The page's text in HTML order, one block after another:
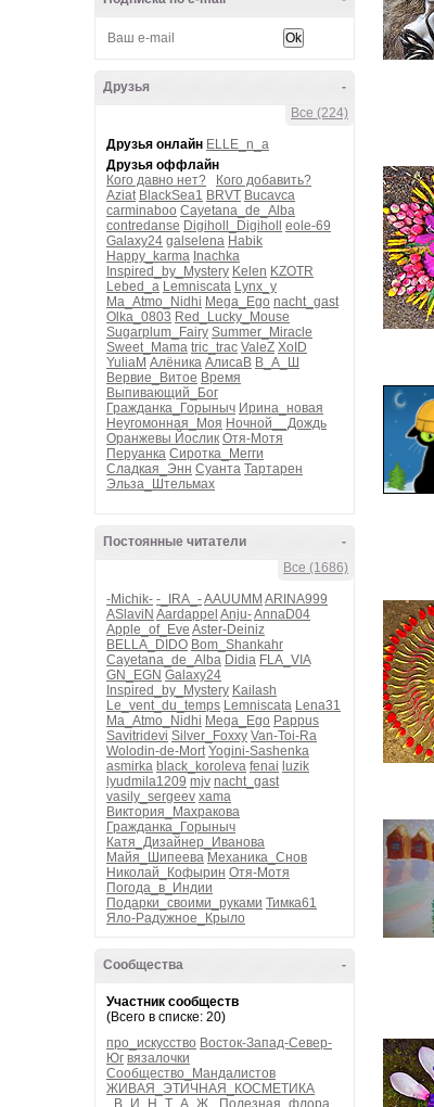
-
Друзья
Все (224)
Друзья онлайн ELLE_n_a
Друзья оффлайн
Кого давно нет?
Кого добавить?
Aziat BlackSea1 BRVT Bucavca
carminaboo Cayetana_de_Alba
contredanse Digiholl_Digiholl
eole-69
Galaxy24 galselena Habik
Happy_karma Inachka
Inspired_by_Mystery Kelen KZOTR
Lebed_a Lemniscata Lynx_y
Ma_Atmo_Nidhi Mega_Ego nacht_gast
Olka_0803 Red_Lucky_Mouse
Sugarplum_Fairy Summer_Miracle
Sweet_Mama tric_trac ValeZ XoID
YuliaM Алёника АлисаВ В_А_Ш
Вервие_Витое Время
Выпивающий_Бог
Гражданка_Горыныч Ирина_новая
Неугомонная_Моя Ночной__Дождь
Оранжевы Йослик Отя-Мотя
Перуанка Сиротка_Мегги
Сладкая_Энн Суанта Тартарен
Эльза_Штельмах
-
Постоянные читатели
Все (1686)
-Michik- -_IRA_-AAUUMM ARINA999
ASlaviN Aardappel Anju-AnnaD04
Apple_of_Eve Aster-Deiniz
BELLA_DIDO Bom_Shankahr
Cayetana_de_Alba Didia FLA_VIA
GN_EGN Galaxy24
Inspired_by_Mystery Kailash
Le_vent_du_temps Lemniscata Lena31
Ma_Atmo_Nidhi Mega_Ego Pappus
Savitridevi Silver_Foxxy Van-Toi-Ra
Wolodin-de-Mort Yogini-Sashenka
asmirka black_koroleva fenai luzik
lyudmila1209 mjv nacht_gast
vasily_sergeev xama
Виктория_Махракова
Гражданка_Горыныч
Катя_Дизайнер_Иванова
Майя_Шипеева Механика_Снов
Николай_Кофырин Отя-Мотя
Погода_в_Индии
Подарки_своими_руками Тимка61
Яло-Радужное_Крыло
-
Сообщества
Участник сообществ
(Всего в списке: 20)
про_искусство Восток-Запад-Север-
Юг вязалочки
Сообщество_Мандалистов
ЖИВАЯ_ЭТИЧНАЯ_КОСМЕТИКА
_В_И_Н_Т_А_Ж_
Полезная_флора